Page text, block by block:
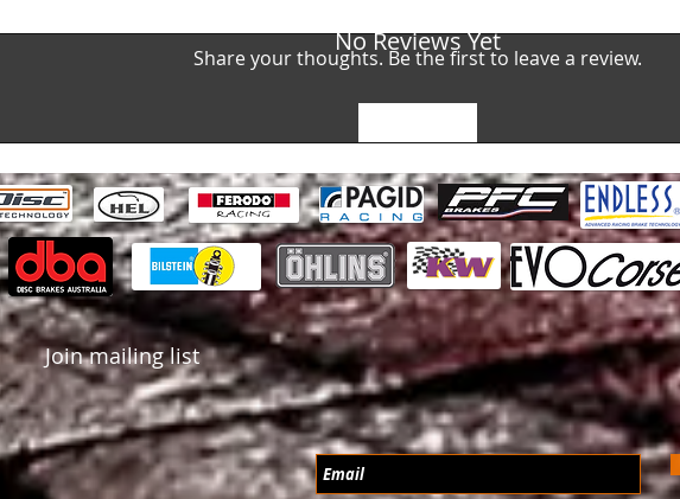
No Reviews Yet
Share your thoughts. Be the first to leave a review.
Join mailing list